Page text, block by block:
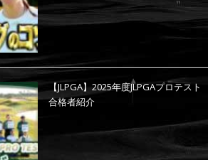
【JLPGA】2025年度JLPGAプロテスト
合格者紹介